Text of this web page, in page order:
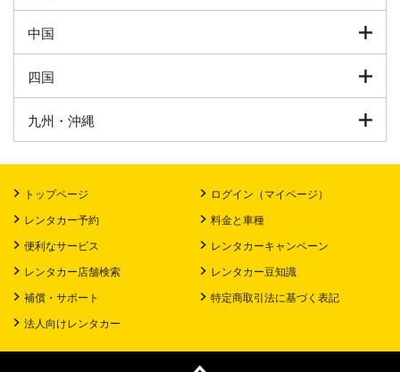
中国
四国
九州・沖縄
トップページ
ログイン（マイページ）
レンタカー予約
料金と車種
便利なサービス
レンタカーキャンペーン
レンタカー店舗検索
レンタカー豆知識
補償・サポート
特定商取引法に基づく表記
法人向けレンタカー